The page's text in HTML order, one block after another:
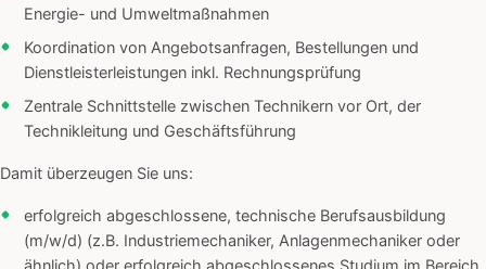
Energie- und Umweltmaßnahmen
Koordination von Angebotsanfragen, Bestellungen und
Dienstleisterleistungen inkl. Rechnungsprüfung
Zentrale Schnittstelle zwischen Technikern vor Ort, der
Technikleitung und Geschäftsführung
Damit überzeugen Sie uns:
erfolgreich abgeschlossene, technische Berufsausbildung
(m/w/d) (z.B. Industriemechaniker, Anlagenmechaniker oder